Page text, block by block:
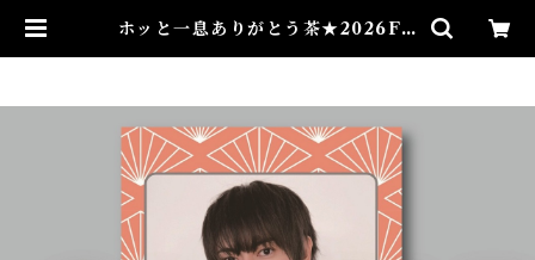
ホッと一息ありがとう茶★2026FC